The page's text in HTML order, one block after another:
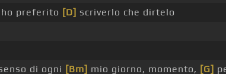
ho preferito [D] scriverlo che dirtelo
di ogni [Bm] mio giorno, momento, [G]